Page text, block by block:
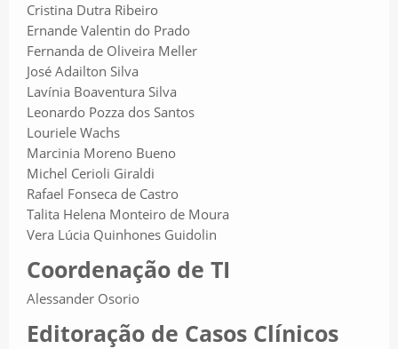
Cristina Dutra Ribeiro
Ernande Valentin do Prado
Fernanda de Oliveira Meller
José Adailton Silva
Lavínia Boaventura Silva
Leonardo Pozza dos Santos
Louriele Wachs
Marcinia Moreno Bueno
Michel Cerioli Giraldi
Rafael Fonseca de Castro
Talita Helena Monteiro de Moura
Vera Lúcia Quinhones Guidolin
Coordenação de TI
Alessander Osorio
Editoração de Casos Clínicos